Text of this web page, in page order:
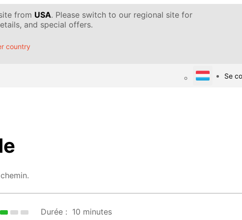
from USA. Please switch to our regional site for
and special offers.
country
Se
Durée : 10 minutes